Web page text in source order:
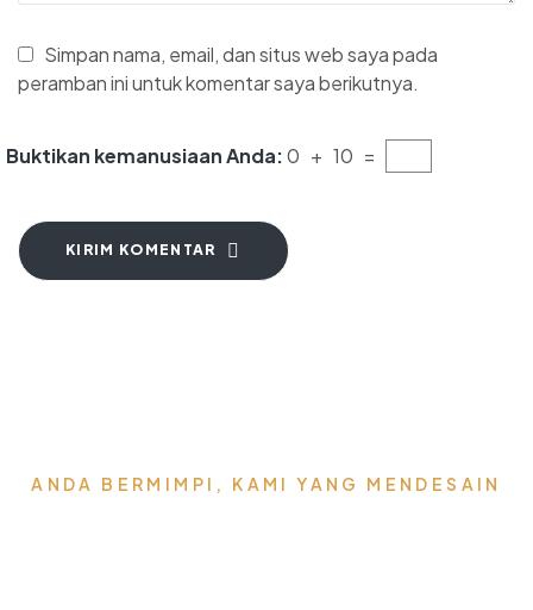
Simpan nama, email, dan situs web saya pada
peramban ini untuk komentar saya berikutnya.
Buktikan kemanusiaan Anda:0 + 10 =
KIRIM KOMENTAR
ANDA BERMIMPI, KAMI YANG MENDESAIN